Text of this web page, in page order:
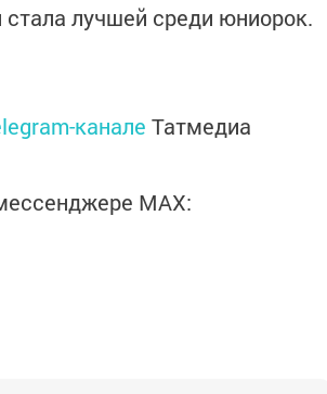
стала лучшей среди юниорок.
канале Татмедиа
MАХ: